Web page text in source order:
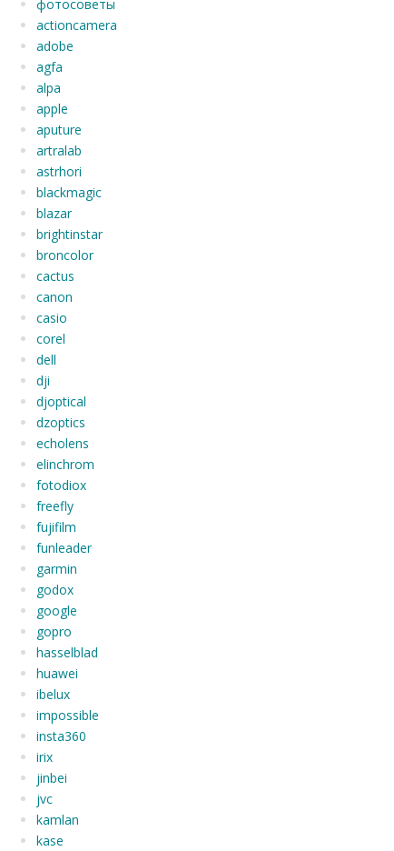
фотосоветы
actioncamera
adobe
agfa
alpa
apple
aputure
artralab
astrhori
blackmagic
blazar
brightinstar
broncolor
cactus
canon
casio
corel
dell
dji
djoptical
dzoptics
echolens
elinchrom
fotodiox
freefly
fujifilm
funleader
garmin
godox
google
gopro
hasselblad
huawei
ibelux
impossible
insta360
irix
jinbei
jvc
kamlan
kase